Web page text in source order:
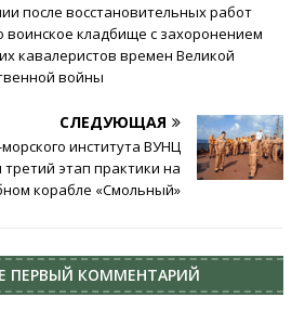
после восстановительных работ
воинское кладбище с захоронением
кавалеристов времен Великой
войны
СЛЕДУЮЩАЯ
института ВУНЦ
этап практики на
корабле «Смольный»
ПЕРВЫЙ КОММЕНТАРИЙ